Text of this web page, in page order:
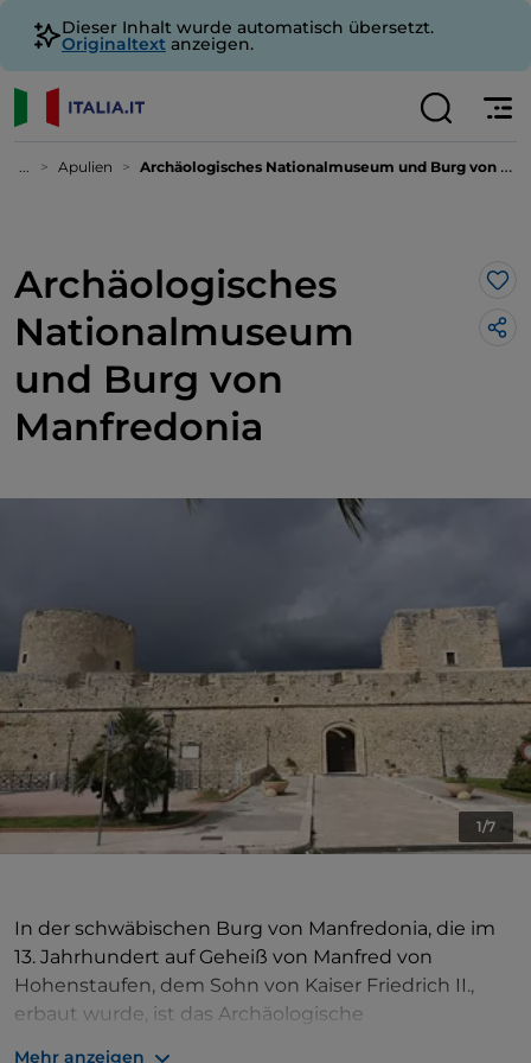
Dieser Inhalt wurde automatisch übersetzt.
Originaltext anzeigen.
... Apulien Archäologisches Nationalmuseum und Burg von Manfredonia
Archäologisches
Nationalmuseum
und Burg von
Manfredonia
1/7
In der schwäbischen Burg von Manfredonia, die im
13. Jahrhundert auf Geheiß von Manfred von
Hohenstaufen, dem Sohn von Kaiser Friedrich II.,
erbaut wurde, ist das Archäologische
Mehr anzeigen